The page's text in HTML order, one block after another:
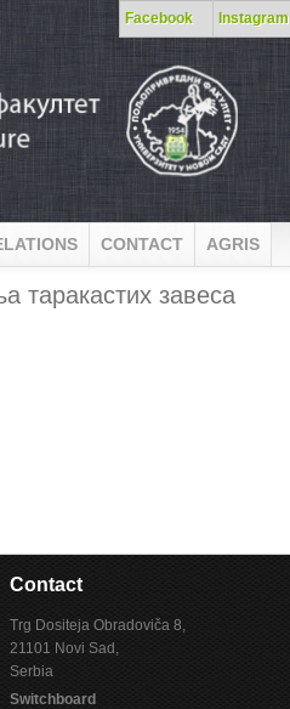
Facebook Instagram
CONTACT AGRIS
таракастих завеса
Contact
Trg Dositeja Obradoviča 8,
21101 Novi Sad,
Serbia
Switchboard